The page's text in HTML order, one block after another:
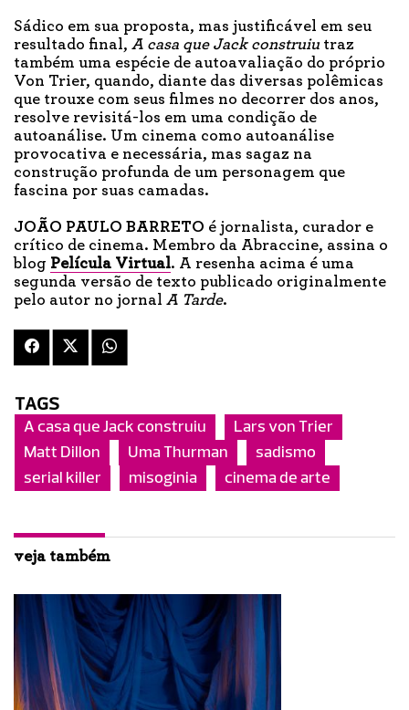
Sádico em sua proposta, mas justificável em seu
resultado final, A casa que Jack construiu traz
também uma espécie de autoavaliação do próprio
Von Trier, quando, diante das diversas polêmicas
que trouxe com seus filmes no decorrer dos anos,
resolve revisitá-los em uma condição de
autoanálise. Um cinema como autoanálise
provocativa e necessária, mas sagaz na
construção profunda de um personagem que
fascina por suas camadas.
JOÃO PAULO BARRETO é jornalista, curador e
crítico de cinema. Membro da Abraccine, assina o
blog Película Virtual. A resenha acima é uma
segunda versão de texto publicado originalmente
pelo autor no jornal A Tarde.
TAGS
A casa que Jack construiu
Lars von Trier
Matt Dillon
Uma Thurman
sadismo
serial killer
misoginia cinema de arte
veja também